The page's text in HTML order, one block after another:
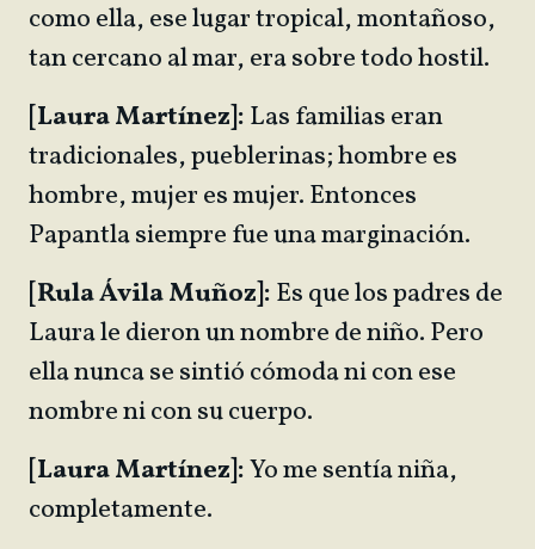
como ella, ese lugar tropical, montañoso,
tan cercano al mar, era sobre todo hostil.
[Laura Martínez]:Las familias eran
tradicionales, pueblerinas; hombre es
hombre, mujer es mujer. Entonces
Papantla siempre fue una marginación.
[Rula Ávila Muñoz]:Es que los padres de
Laura le dieron un nombre de niño. Pero
ella nunca se sintió cómoda ni con ese
nombre ni con su cuerpo.
[Laura Martínez]:Yo me sentía niña,
completamente.